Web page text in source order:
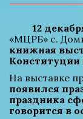
12
«МЦРБ» с.
книжная
Конституции
На выставке
появился
праздника
говорится в